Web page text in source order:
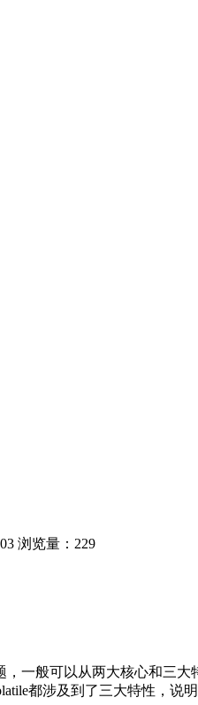
浏览量：229
一般可以从两大核心和三
都涉及到了三大特性，说